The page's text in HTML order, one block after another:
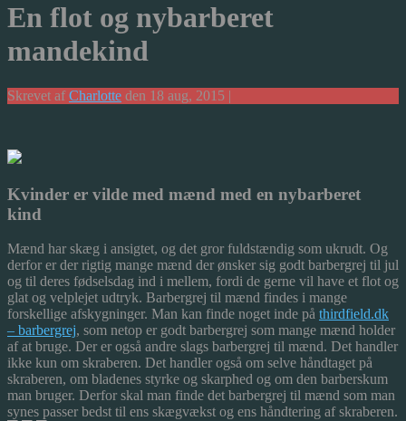
En flot og nybarberet
mandekind
Skrevet af Charlotte den 18 aug, 2015 |
Kvinder er vilde med mænd med en nybarberet
kind
Mænd har skæg i ansigtet, og det gror fuldstændig som ukrudt. Og
derfor er der rigtig mange mænd der ønsker sig godt barbergrej til jul
og til deres fødselsdag ind i mellem, fordi de gerne vil have et flot og
glat og velplejet udtryk. Barbergrej til mænd findes i mange
forskellige afskygninger. Man kan finde noget inde på thirdfield.dk
– barbergrej, som netop er godt barbergrej som mange mænd holder
af at bruge. Der er også andre slags barbergrej til mænd. Det handler
ikke kun om skraberen. Det handler også om selve håndtaget på
skraberen, om bladenes styrke og skarphed og om den barberskum
man bruger. Derfor skal man finde det barbergrej til mænd som man
synes passer bedst til ens skægvækst og ens håndtering af skraberen.